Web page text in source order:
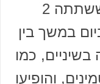
החוקרים גילו שאשה אחת ששתתה 2
במשך בין
בשיניים, כמו
והופיעו